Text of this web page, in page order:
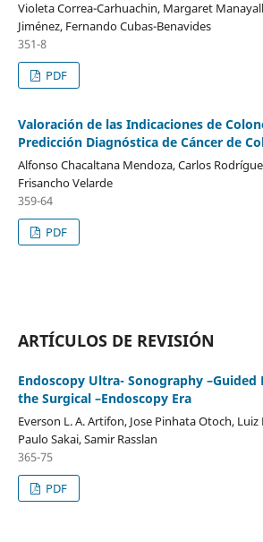
Violeta Correa-Carhuachin, Margaret
Jiménez, Fernando Cubas-Benavides
351-8
PDF
Valoración de las Indicaciones de
Predicción Diagnóstica de Cáncer de
Alfonso Chacaltana Mendoza, Carlos
Frisancho Velarde
359-64
PDF
ARTÍCULOS DE REVISIÓN
Endoscopy Ultra- Sonography
the Surgical –Endoscopy Era
Everson L. A. Artifon, Jose Pinhata Otoch,
Paulo Sakai, Samir Rasslan
365-75
PDF